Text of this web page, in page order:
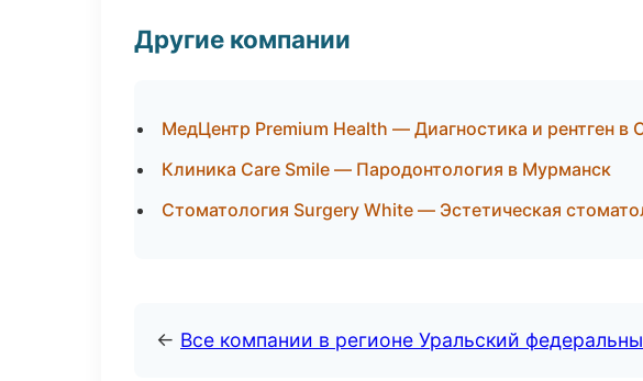
Другие компании
МедЦентр Premium Health — Диагностика и рентген в
Клиника Care Smile — Пародонтология в Мурманск
Стоматология Surgery White — Эстетическая
← Все компании в регионе Уральский